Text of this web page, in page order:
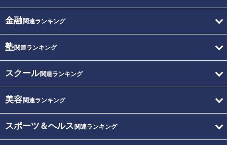
金融関連ランキング
塾関連ランキング
スクール関連ランキング
美容関連ランキング
スポーツ＆ヘルス 関連ランキング